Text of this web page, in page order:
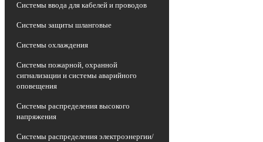
Системы ввода для кабелей и проводов
Системы защиты шланговые
Системы охлаждения
Системы пожарной, охранной
сигнализации и системы аварийного
оповещения
Системы распределения высокого
напряжения
Системы распределения электроэнергии/
Главная страница
Каталог
•